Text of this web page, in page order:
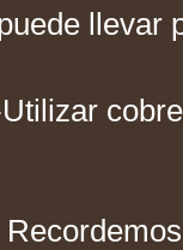
llevar